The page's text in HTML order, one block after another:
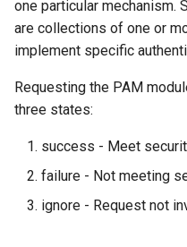
one particular mechanism.
are collections of one or
implement specific
Requesting the PAM
three states:
success - Meet
failure - Not meeting
ignore - Request not